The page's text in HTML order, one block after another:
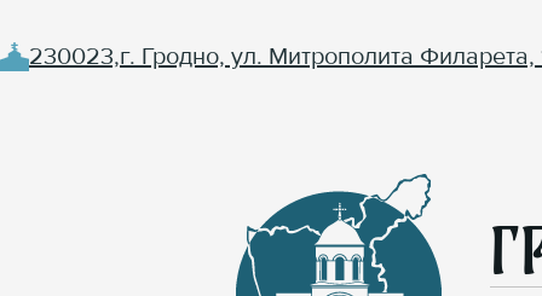
230023,г. Гродно, ул. Митрополита Филарета,